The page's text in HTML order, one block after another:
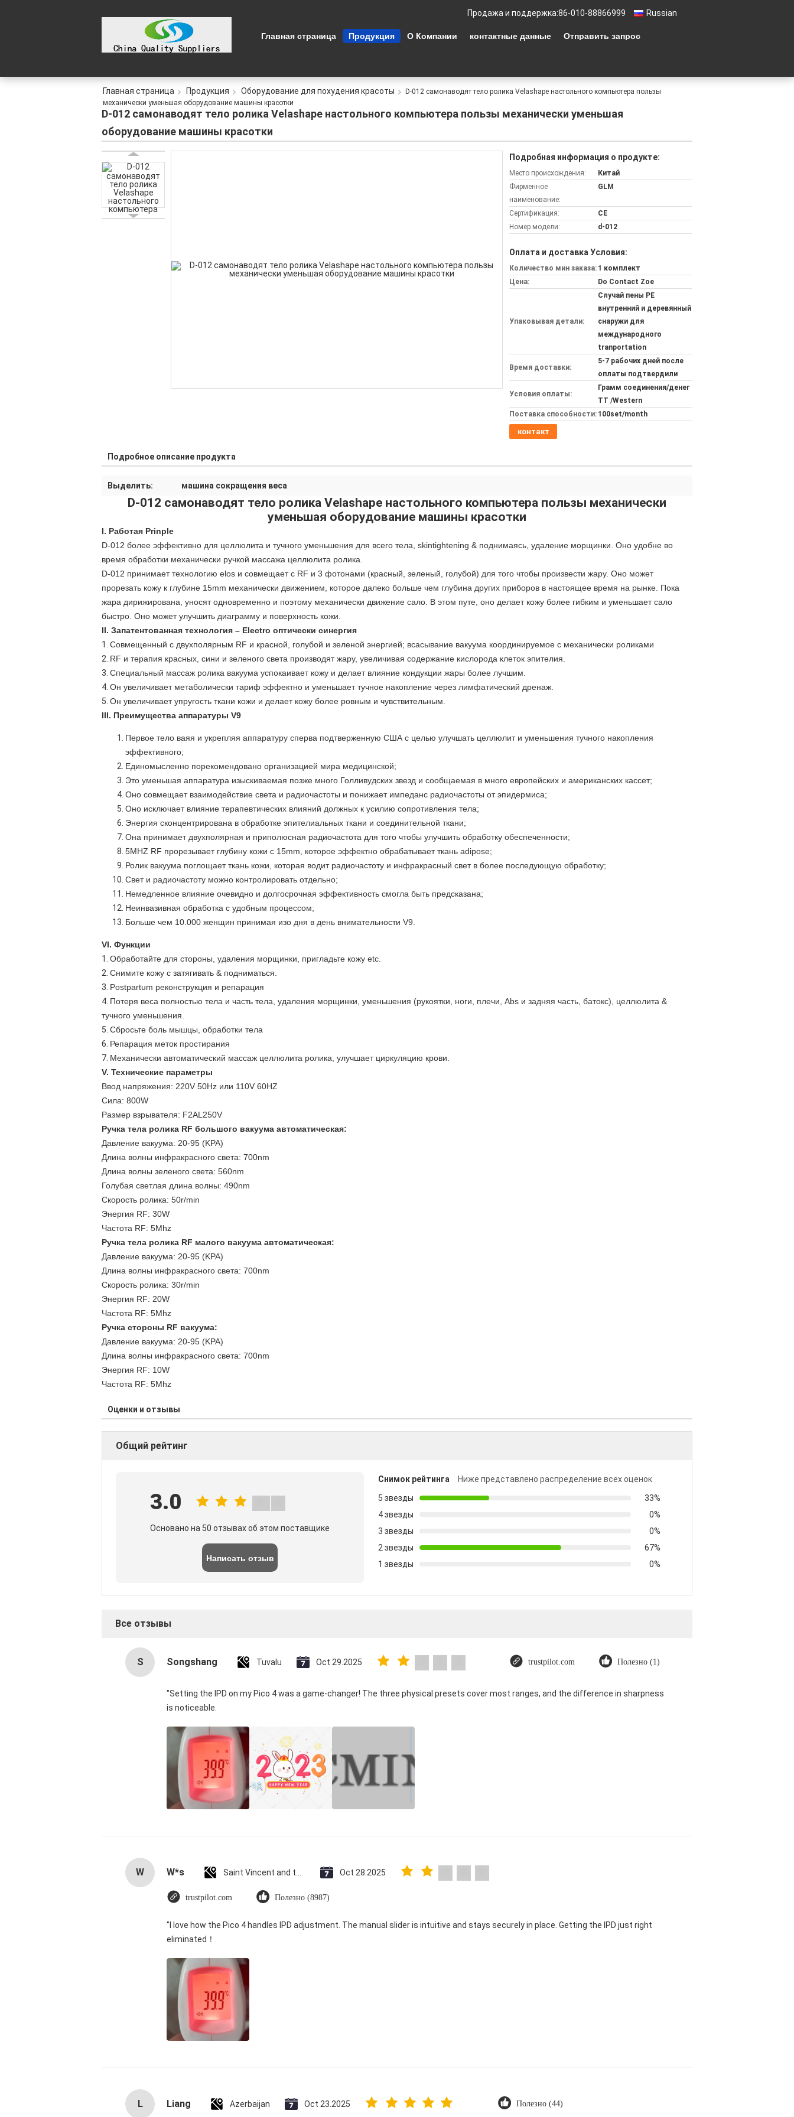
Russian
Продажа и поддержка:86-010-88866999
Главная страница Продукция О Компании контактные данные Отправить запрос
Главная страница Продукция Оборудование для похудения красоты
D-012 самонаводят тело ролика Velashape настольного компьютера пользы
механически уменьшая оборудование машины красотки
D-012 самонаводят тело ролика Velashape настольного компьютера пользы механически уменьшая
оборудование машины красотки
Подробная информация о продукте:
Место происхождения:
Китай
Фирменное
наименование:
GLM
Сертификация:
CE
Номер модели:
d-012
Оплата и доставка Условия:
Количество мин заказа: 1 комплект
Цена:
Do Contact Zoe
Упаковывая детали:
Случай пены PE
внутренний и деревянный
снаружи для
международного
tranportation
Время доставки:
5-7 рабочих дней после
оплаты подтвердили
Условия оплаты:
Грамм соединения/денег
TT /Western
Поставка способности: 100set/month
контакт
Подробное описание продукта
Выделить: машина сокращения веса
D-012 самонаводят тело ролика Velashape настольного компьютера пользы механически
уменьшая оборудование машины красотки
I. Работая Prinple
D-012 более эффективно для целлюлита и тучного уменьшения для всего тела, skintightening & поднимаясь, удаление морщинки. Оно удобне во
время обработки механически ручкой массажа целлюлита ролика.
D-012 принимает технологию elos и совмещает с RF и 3 фотонами (красный, зеленый, голубой) для того чтобы произвести жару. Оно может
прорезать кожу к глубине 15mm механически движением, которое далеко больше чем глубина других приборов в настоящее время на рынке. Пока
жара дирижирована, уносят одновременно и поэтому механически движение сало. В этом путе, оно делает кожу более гибким и уменьшает сало
быстро. Оно может улучшить диаграмму и поверхность кожи.
II. Запатентованная технология – Electro оптически синергия
1. Совмещенный с двухполярным RF и красной, голубой и зеленой энергией; всасывание вакуума координируемое с механически роликами
2. RF и терапия красных, сини и зеленого света производят жару, увеличивая содержание кислорода клеток эпителия.
3. Специальный массаж ролика вакуума успокаивает кожу и делает влияние кондукции жары более лучшим.
4. Он увеличивает метаболически тариф эффектно и уменьшает тучное накопление через лимфатический дренаж.
5. Он увеличивает упругость ткани кожи и делает кожу более ровным и чувствительным.
III. Преимущества аппаратуры V9
Первое тело ваяя и укрепляя аппаратуру сперва подтверженную США с целью улучшать целлюлит и уменьшения тучного накопления
эффективного;
Единомысленно порекомендовано организацией мира медицинской;
Это уменьшая аппаратура изыскиваемая позже много Голливудских звезд и сообщаемая в много европейских и американских кассет;
Оно совмещает взаимодействие света и радиочастоты и понижает импеданс радиочастоты от эпидермиса;
Оно исключает влияние терапевтических влияний должных к усилию сопротивления тела;
Энергия сконцентрирована в обработке эпителиальных ткани и соединительной ткани;
Она принимает двухполярная и приполюсная радиочастота для того чтобы улучшить обработку обеспеченности;
5MHZ RF прорезывает глубину кожи с 15mm, которое эффектно обрабатывает ткань adipose;
Ролик вакуума поглощает ткань кожи, которая водит радиочастоту и инфракрасный свет в более последующую обработку;
Свет и радиочастоту можно контролировать отдельно;
Немедленное влияние очевидно и долгосрочная эффективность смогла быть предсказана;
Неинвазивная обработка с удобным процессом;
Больше чем 10.000 женщин принимая изо дня в день внимательности V9.
VI. Функции
1. Обработайте для стороны, удаления морщинки, пригладьте кожу etc.
2. Снимите кожу с затягивать & подниматься.
3. Postpartum реконструкция и репарация
4. Потеря веса полностью тела и часть тела, удаления морщинки, уменьшения (рукоятки, ноги, плечи, Abs и задняя часть, батокс), целлюлита &
тучного уменьшения.
5. Сбросьте боль мышцы, обработки тела
6. Репарация меток простирания
7. Механически автоматический массаж целлюлита ролика, улучшает циркуляцию крови.
V. Технические параметры
Ввод напряжения: 220V 50Hz или 110V 60HZ
Сила: 800W
Размер взрывателя: F2AL250V
Ручка тела ролика RF большого вакуума автоматическая:
Давление вакуума: 20-95 (KPA)
Длина волны инфракрасного света: 700nm
Длина волны зеленого света: 560nm
Голубая светлая длина волны: 490nm
Скорость ролика: 50r/min
Энергия RF: 30W
Частота RF: 5Mhz
Ручка тела ролика RF малого вакуума автоматическая:
Давление вакуума: 20-95 (KPA)
Длина волны инфракрасного света: 700nm
Скорость ролика: 30r/min
Энергия RF: 20W
Частота RF: 5Mhz
Ручка стороны RF вакуума:
Давление вакуума: 20-95 (KPA)
Длина волны инфракрасного света: 700nm
Энергия RF: 10W
Частота RF: 5Mhz
Оценки и отзывы
Общий рейтинг
3.0
Основано на 50 отзывах об этом поставщике
Написать отзыв
Снимок рейтинга
Ниже представлено распределение всех оценок
5 звезды
33%
4 звезды
0%
3 звезды
0%
2 звезды
67%
1 звезды
0%
Все отзывы
S Songshang Tuvalu Oct 29.2025 trustpilot.com Полезно (1)
"Setting the IPD on my Pico 4 was a game-changer! The three physical presets cover most ranges, and the difference in sharpness
is noticeable.
W W*s Oct 28.2025
trustpilot.com Полезно (8987)
"I love how the Pico 4 handles IPD adjustment. The manual slider is intuitive and stays securely in place. Getting the IPD just right
eliminated！
L Liang Azerbaijan Oct 23.2025 Полезно (44)